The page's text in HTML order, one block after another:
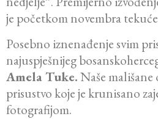
je početkom novembra
Posebno iznenađenje svim
najuspješnijeg
Amela Tuke.Naše
prisustvo koje je krunisano
fotografijom.